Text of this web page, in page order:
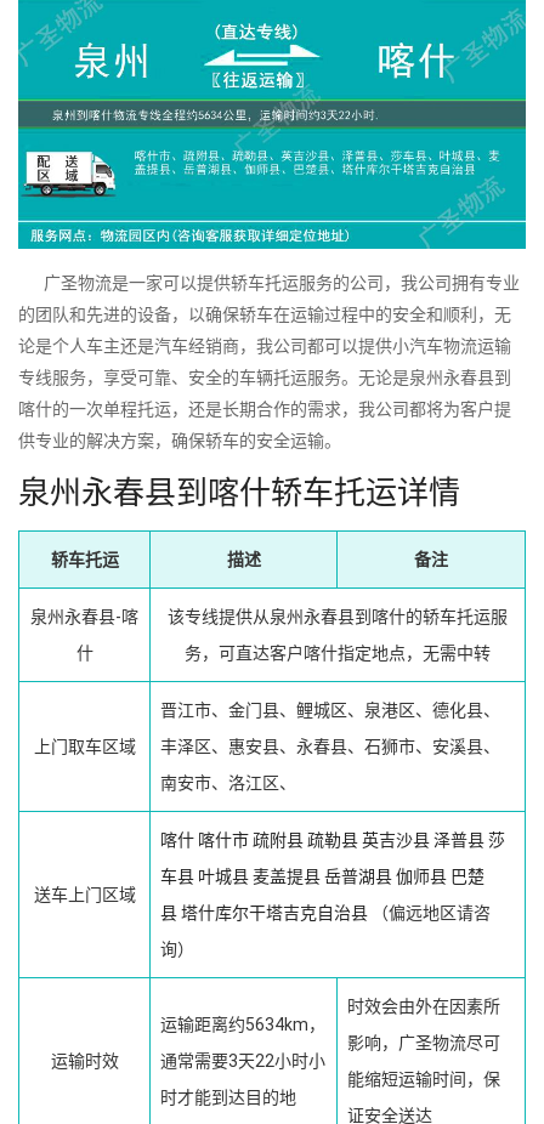
广圣物流是一家可以提供轿车托运服务的公司，我公司拥有专业
的团队和先进的设备，以确保轿车在运输过程中的安全和顺利，无
论是个人车主还是汽车经销商，我公司都可以提供小汽车物流运输
专线服务，享受可靠、安全的车辆托运服务。无论是泉州永春县到
喀什的一次单程托运，还是长期合作的需求，我公司都将为客户提
供专业的解决方案，确保轿车的安全运输。
泉州永春县到喀什轿车托运详情
轿车托运 描述 备注
泉州永春县-喀
什
该专线提供从泉州永春县到喀什的轿车托运服
务，可直达客户喀什指定地点，无需中转
上门取车区域
晋江市、金门县、鲤城区、泉港区、德化县、
丰泽区、惠安县、永春县、石狮市、安溪县、
南安市、洛江区、
送车上门区域
喀什 喀什市疏附县疏勒县英吉沙县泽普县莎
车县 叶城县麦盖提县岳普湖县伽师县 巴楚
县塔什库尔干塔吉克自治县 （偏远地区请咨
询）
运输时效
运输距离约5634km，
通常需要3天22小时小
时才能到达目的地
时效会由外在因素所
影响，广圣物流尽可
能缩短运输时间，保
证安全送达